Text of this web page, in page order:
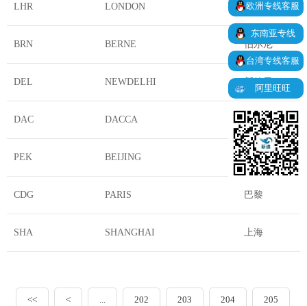
LHR LONDON 伦敦
BRN BERNE 伯尔尼
DEL NEWDELHI 新德里
DAC DACCA 达卡
PEK BEIJING 北京
CDG PARIS 巴黎
SHA SHANGHAI 上海
<< < 202 203 204 205
欧洲专线客服
东南亚专线
台湾专线客服
阿里旺旺